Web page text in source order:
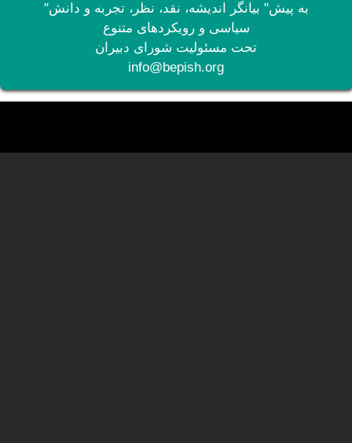
"به پیش" بیانگر اندیشه، نقد، نظر، تجربه و دانش
سیاسی و رویکردهای متنوع
تحت مسئولیت شورای دبیران
info@bepish.org